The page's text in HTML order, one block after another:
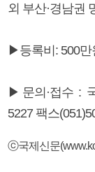
외 부산·경남권
▶등록비: 500만
▶문의·접수 :
5227 팩스
ⓒ국제신문